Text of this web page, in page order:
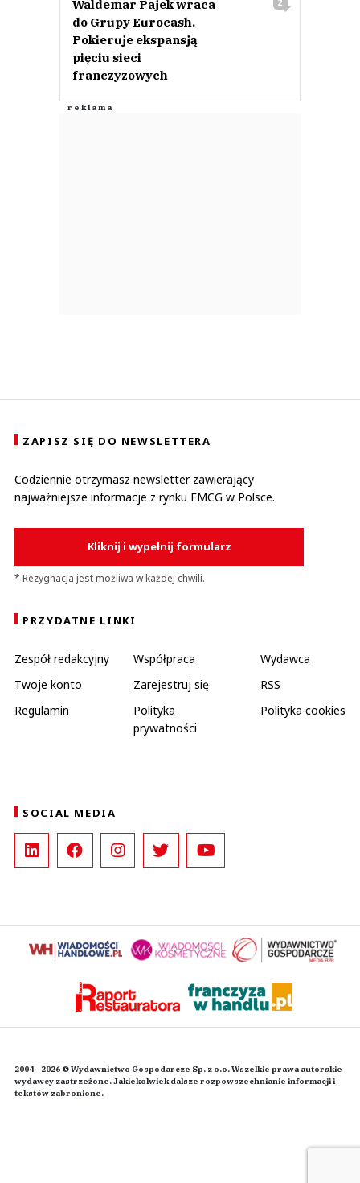
Waldemar Pajek wraca
do Grupy Eurocash.
Pokieruje ekspansją
pięciu sieci
franczyzowych
ZAPISZ SIĘ DO NEWSLETTERA
Codziennie otrzymasz newsletter zawierający
najważniejsze informacje z rynku FMCG w Polsce.
Kliknij i wypełnij formularz
* Rezygnacja jest możliwa w każdej chwili.
PRZYDATNE LINKI
Zespół redakcyjny Współpraca
Wydawca
Twoje konto
Zarejestruj się
RSS
Regulamin
Polityka
prywatności
Polityka cookies
SOCIAL MEDIA
2004 - 2026 © Wydawnictwo Gospodarcze Sp. z o.o. Wszelkie prawa autorskie
wydawcy zastrzeżone. Jakiekolwiek dalsze rozpowszechnianie informacji i
tekstów zabronione.